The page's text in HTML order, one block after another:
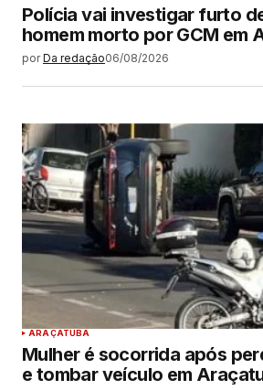
Polícia vai investigar furto
homem morto por GCM em
por Da redação06/08/2026
ARAÇATUBA
Mulher é socorrida após
e tombar veículo em